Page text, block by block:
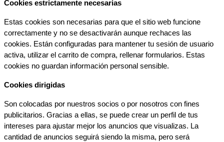
Cookies estrictamente necesarias
Estas cookies son necesarias para que el sitio web funcione
correctamente y no se desactivarán aunque rechaces las
cookies. Están configuradas para mantener tu sesión de usuario
activa, utilizar el carrito de compra, rellenar formularios. Estas
cookies no guardan información personal sensible.
Cookies dirigidas
Son colocadas por nuestros socios o por nosotros con fines
publicitarios. Gracias a ellas, se puede crear un perfil de tus
intereses para ajustar mejor los anuncios que visualizas. La
cantidad de anuncios seguirá siendo la misma, pero será